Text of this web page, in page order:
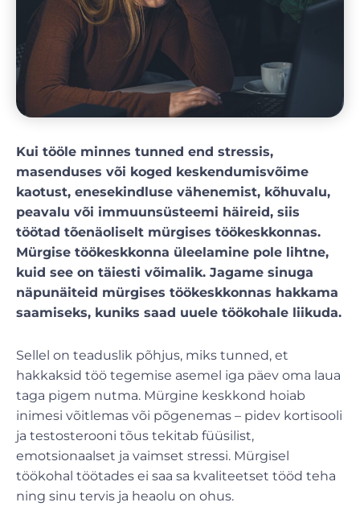
Kui tööle minnes tunned end stressis,
masenduses või koged keskendumisvõime
kaotust, enesekindluse vähenemist, kõhuvalu,
peavalu või immuunsüsteemi häireid, siis
töötad tõenäoliselt mürgises töökeskkonnas.
Mürgise töökeskkonna üleelamine pole lihtne,
kuid see on täiesti võimalik. Jagame sinuga
näpunäiteid mürgises töökeskkonnas hakkama
saamiseks, kuniks saad uuele töökohale liikuda.
Sellel on teaduslik põhjus, miks tunned, et
hakkaksid töö tegemise asemel iga päev oma laua
taga pigem nutma. Mürgine keskkond hoiab
inimesi võitlemas või põgenemas – pidev kortisooli
ja testosterooni tõus tekitab füüsilist,
emotsionaalset ja vaimset stressi. Mürgisel
töökohal töötades ei saa sa kvaliteetset tööd teha
ning sinu tervis ja heaolu on ohus.